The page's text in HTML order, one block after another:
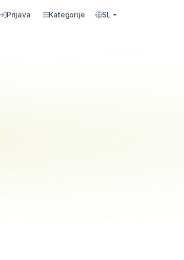
Prijava Kategorije SL